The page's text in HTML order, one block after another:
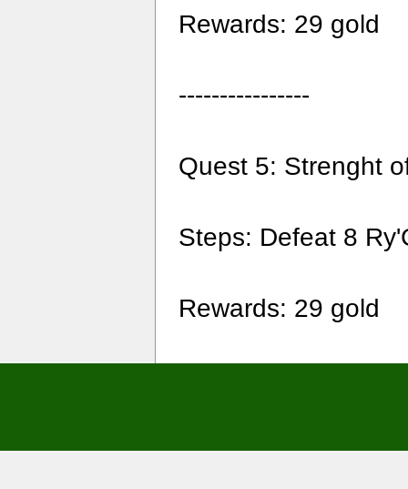
Rewards: 29 gold
----------------
Quest 5: Strenght
Steps: Defeat 8
Rewards: 29 gold